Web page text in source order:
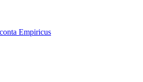
Empiricus